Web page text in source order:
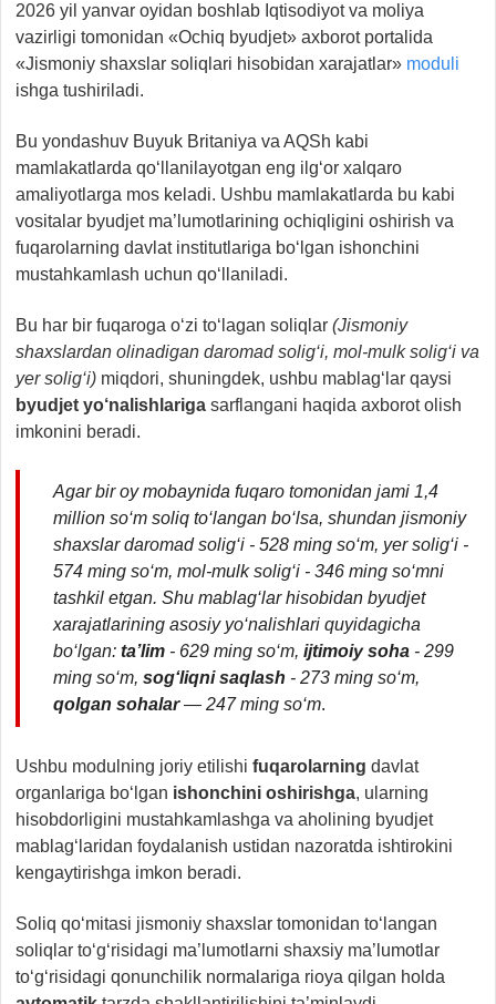
2026 yil yanvar oyidan boshlab Iqtisodiyot va moliya
vazirligi tomonidan «Ochiq byudjet» axborot portalida
«Jismoniy shaxslar soliqlari hisobidan xarajatlar» moduli
ishga tushiriladi.
Bu yondashuv Buyuk Britaniya va AQSh kabi
mamlakatlarda qo‘llanilayotgan eng ilg‘or xalqaro
amaliyotlarga mos keladi. Ushbu mamlakatlarda bu kabi
vositalar byudjet ma’lumotlarining ochiqligini oshirish va
fuqarolarning davlat institutlariga bo‘lgan ishonchini
mustahkamlash uchun qo‘llaniladi.
Bu har bir fuqaroga o‘zi to‘lagan soliqlar (Jismoniy
shaxslardan olinadigan daromad solig‘i, mol-mulk solig‘i va
yer solig‘i) miqdori, shuningdek, ushbu mablag‘lar qaysi
byudjet yo‘nalishlariga sarflangani haqida axborot olish
imkonini beradi.
Agar bir oy mobaynida fuqaro tomonidan jami 1,4
million so‘m soliq to‘langan bo‘lsa, shundan jismoniy
shaxslar daromad solig‘i - 528 ming so‘m, yer solig‘i -
574 ming so‘m, mol-mulk solig‘i - 346 ming so‘mni
tashkil etgan. Shu mablag‘lar hisobidan byudjet
xarajatlarining asosiy yo‘nalishlari quyidagicha
bo‘lgan: ta’lim - 629 ming so‘m, ijtimoiy soha - 299
ming so‘m, sog‘liqni saqlash - 273 ming so‘m,
qolgan sohalar— 247 ming so‘m.
Ushbu modulning joriy etilishi fuqarolarning davlat
organlariga bo‘lgan ishonchini oshirishga, ularning
hisobdorligini mustahkamlashga va aholining byudjet
mablag‘laridan foydalanish ustidan nazoratda ishtirokini
kengaytirishga imkon beradi.
Soliq qo‘mitasi jismoniy shaxslar tomonidan to‘langan
soliqlar to‘g‘risidagi ma’lumotlarni shaxsiy ma’lumotlar
to‘g‘risidagi qonunchilik normalariga rioya qilgan holda